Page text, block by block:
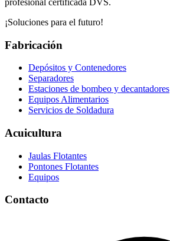
¡Soluciones para el futuro!
Fabricación
Depósitos y Contenedores
Separadores
Estaciones de bombeo y decantadores
Equipos Alimentarios
Servicios de Soldadura
Acuicultura
Jaulas Flotantes
Pontones Flotantes
Equipos
Contacto